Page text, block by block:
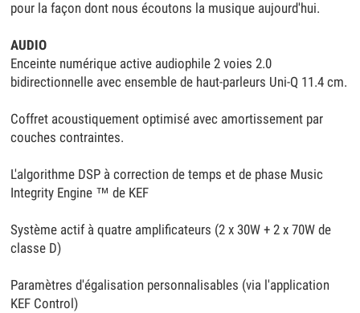
pour la façon dont nous écoutons la musique aujourd'hui.
AUDIO
Enceinte numérique active audiophile 2 voies 2.0
bidirectionnelle avec ensemble de haut-parleurs Uni-Q 11.4 cm.
Coffret acoustiquement optimisé avec amortissement par
couches contraintes.
L'algorithme DSP à correction de temps et de phase Music
Integrity Engine ™ de KEF
Système actif à quatre amplificateurs (2 x 30W + 2 x 70W de
classe D)
Paramètres d'égalisation personnalisables (via l'application
KEF Control)